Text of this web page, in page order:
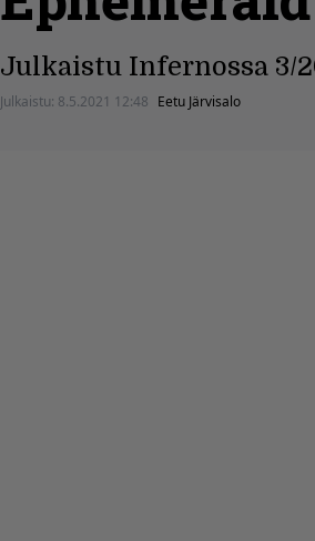
Julkaistu Infernossa 3/
Julkaistu: 8.5.2021 12:48 Eetu Järvisalo